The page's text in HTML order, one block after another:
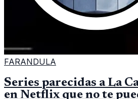
FARANDULA
Series parecidas a La
en Netflix que no te